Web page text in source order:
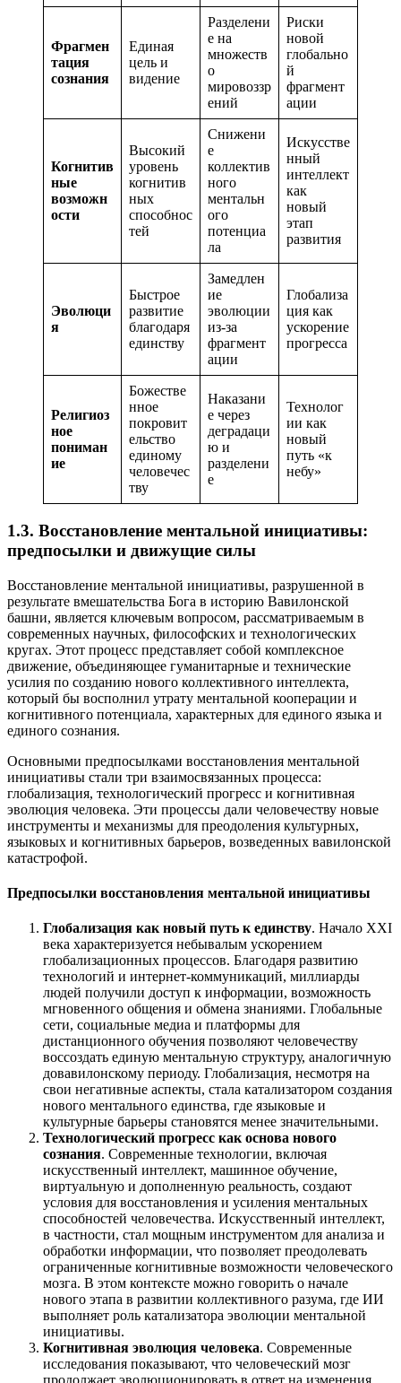
Фрагмен
тация
сознания
Единая
цель и
видение
Разделени
е на
множеств
о
мировоззр
ений
Риски
новой
глобально
й
фрагмент
ации
Когнитив
ные
возможн
ости
Высокий
уровень
когнитив
ных
способнос
тей
Снижени
е
коллектив
ного
ментальн
ого
потенциа
ла
Искусстве
нный
интеллект
как
новый
этап
развития
Эволюци
я
Быстрое
развитие
благодаря
единству
Замедлен
ие
эволюции
из-за
фрагмент
ации
Глобализа
ция как
ускорение
прогресса
Религиоз
ное
пониман
ие
Божестве
нное
покровит
ельство
единому
человечес
тву
Наказани
е через
деградаци
ю и
разделени
е
Технолог
ии как
новый
путь «к
небу»
1.3. Восстановление ментальной инициативы:
предпосылки и движущие силы
Восстановление ментальной инициативы, разрушенной в
результате вмешательства Бога в историю Вавилонской
башни, является ключевым вопросом, рассматриваемым в
современных научных, философских и технологических
кругах. Этот процесс представляет собой комплексное
движение, объединяющее гуманитарные и технические
усилия по созданию нового коллективного интеллекта,
который бы восполнил утрату ментальной кооперации и
когнитивного потенциала, характерных для единого языка и
единого сознания.
Основными предпосылками восстановления ментальной
инициативы стали три взаимосвязанных процесса:
глобализация, технологический прогресс и когнитивная
эволюция человека. Эти процессы дали человечеству новые
инструменты и механизмы для преодоления культурных,
языковых и когнитивных барьеров, возведенных вавилонской
катастрофой.
Предпосылки восстановления ментальной инициативы
Глобализация как новый путь к единству. Начало XXI
века характеризуется небывалым ускорением
глобализационных процессов. Благодаря развитию
технологий и интернет-коммуникаций, миллиарды
людей получили доступ к информации, возможность
мгновенного общения и обмена знаниями. Глобальные
сети, социальные медиа и платформы для
дистанционного обучения позволяют человечеству
воссоздать единую ментальную структуру, аналогичную
довавилонскому периоду. Глобализация, несмотря на
свои негативные аспекты, стала катализатором создания
нового ментального единства, где языковые и
культурные барьеры становятся менее значительными.
Технологический прогресс как основа нового
сознания. Современные технологии, включая
искусственный интеллект, машинное обучение,
виртуальную и дополненную реальность, создают
условия для восстановления и усиления ментальных
способностей человечества. Искусственный интеллект,
в частности, стал мощным инструментом для анализа и
обработки информации, что позволяет преодолевать
ограниченные когнитивные возможности человеческого
мозга. В этом контексте можно говорить о начале
нового этапа в развитии коллективного разума, где ИИ
выполняет роль катализатора эволюции ментальной
инициативы.
Когнитивная эволюция человека. Современные
исследования показывают, что человеческий мозг